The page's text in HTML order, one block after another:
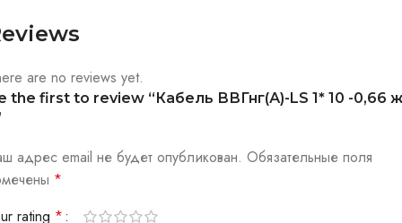
are no reviews yet.
the first to review “Кабель ВВГнг(А)-LS 1* 10 -0,66
адрес email не будет опубликован. Обязательные поля
*
rating *